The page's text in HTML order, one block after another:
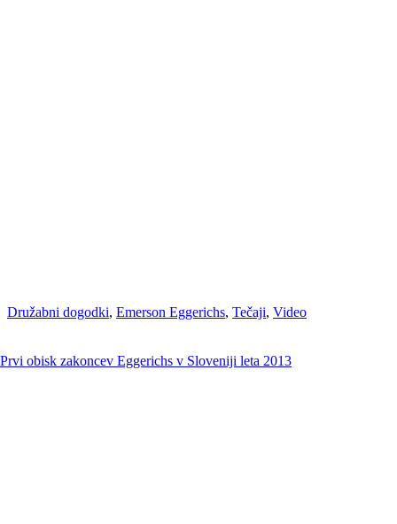
Družabni dogodki, Emerson Eggerichs, Tečaji, Video
Prvi obisk zakoncev Eggerichs v Sloveniji leta 2013